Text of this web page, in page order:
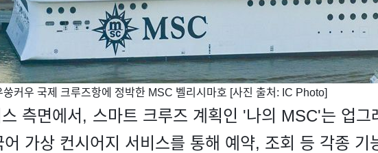
쑹커우 국제 크루즈항에 정박한 MSC 벨리시마호 [사진 출처: IC Photo]
측면에서, 스마트 크루즈 계획인 '나의 MSC'는 업
가상 컨시어지 서비스를 통해 예약, 조회 등 각종 기